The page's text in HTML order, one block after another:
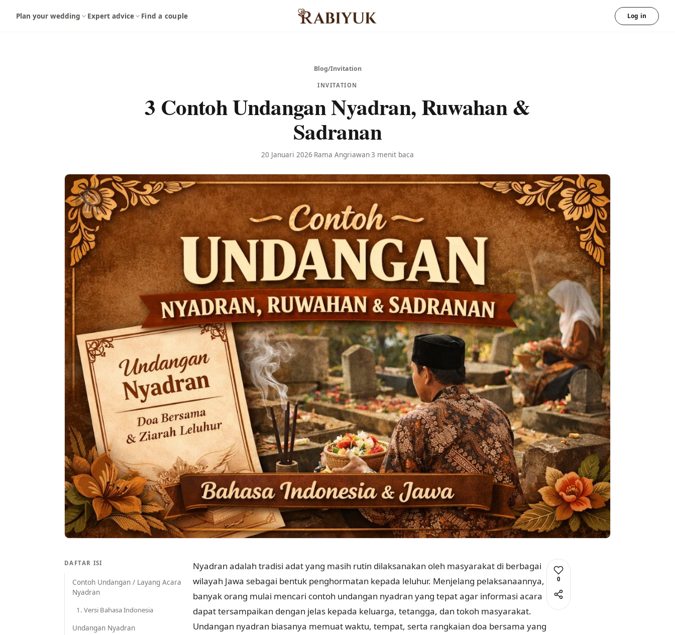
Plan your wedding Expert advice Find a couple Log in
Blog/Invitation
INVITATION
3 Contoh Undangan Nyadran, Ruwahan &
Sadranan
20 Januari 2026 Rama Angriawan3 menit baca
DAFTAR ISI
Contoh Undangan / Layang Acara
Nyadran
1. Versi Bahasa Indonesia
Undangan Nyadran
Nyadran adalah tradisi adat yang masih rutin dilaksanakan oleh masyarakat di berbagai
wilayah Jawa sebagai bentuk penghormatan kepada leluhur. Menjelang pelaksanaannya,
banyak orang mulai mencari contoh undangan nyadran yang tepat agar informasi acara
dapat tersampaikan dengan jelas kepada keluarga, tetangga, dan tokoh masyarakat.
Undangan nyadran biasanya memuat waktu, tempat, serta rangkaian doa bersama yang
0